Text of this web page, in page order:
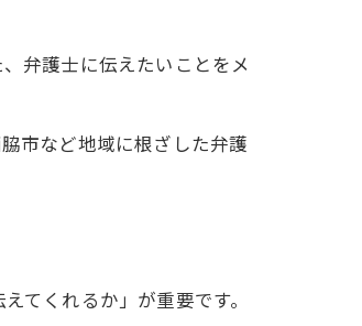
弁護士に伝えたいことをメ
市など地域に根ざした弁護
てくれるか」が重要です。